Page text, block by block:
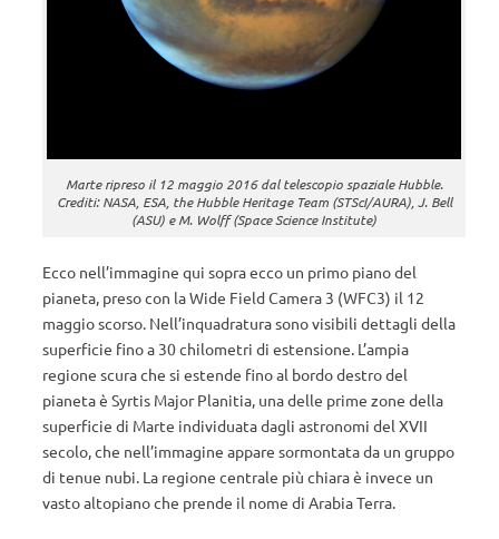
Marte ripreso il 12 maggio 2016 dal telescopio spaziale Hubble.
Crediti: NASA, ESA, the Hubble Heritage Team (STScI/AURA), J. Bell
(ASU) e M. Wolff (Space Science Institute)
Ecco nell’immagine qui sopra ecco un primo piano del
pianeta, preso con la Wide Field Camera 3 (WFC3) il 12
maggio scorso. Nell’inquadratura sono visibili dettagli della
superficie fino a 30 chilometri di estensione. L’ampia
regione scura che si estende fino al bordo destro del
pianeta è Syrtis Major Planitia, una delle prime zone della
superficie di Marte individuata dagli astronomi del XVII
secolo, che nell’immagine appare sormontata da un gruppo
di tenue nubi. La regione centrale più chiara è invece un
vasto altopiano che prende il nome di Arabia Terra.